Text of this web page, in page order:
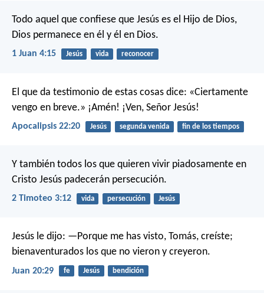
Todo aquel que confiese que Jesús es el Hijo de Dios,
Dios permanece en él y él en Dios.
1 Juan 4:15 Jesús vida reconocer
El que da testimonio de estas cosas dice: «Ciertamente
vengo en breve.» ¡Amén! ¡Ven, Señor Jesús!
Apocalipsis 22:20 Jesús segunda venida fin de los tiempos
Y también todos los que quieren vivir piadosamente en
Cristo Jesús padecerán persecución.
2 Timoteo 3:12 vida persecución Jesús
Jesús le dijo: —Porque me has visto, Tomás, creíste;
bienaventurados los que no vieron y creyeron.
Juan 20:29 fe Jesús bendición